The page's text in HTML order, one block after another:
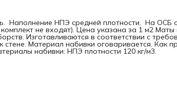
Наполнение НПЭ средней плотности. На ОСБ
не входят). Цена указана за 1 м2
Изготавливаются в соответствии с
стене. Материал набивки оговаривается. Как
набивки: НПЭ плотности 120 кг/м3.